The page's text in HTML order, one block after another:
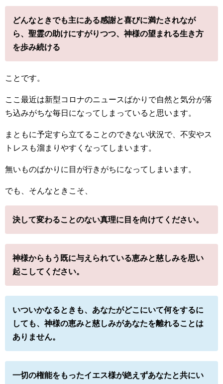
どんなときでも主にある感謝と喜びに満たされなが
ら、聖霊の助けにすがりつつ、神様の望まれる生き方
を歩み続ける
ことです。
ここ最近は新型コロナのニュースばかりで自然と気分が落
ち込みがちな毎日になってしまっていると思います。
まともに予定すら立てることのできない状況で、不安やス
トレスも溜まりやすくなってしまいます。
無いものばかりに目が行きがちになってしまいます。
でも、そんなときこそ、
決して変わることのない真理に目を向けてください。
神様からもう既に与えられている恵みと慈しみを思い
起こしてください。
いついかなるときも、あなたがどこにいて何をするに
しても、神様の恵みと慈しみがあなたを離れることは
ありません。
一切の権能をもったイエス様が絶えずあなたと共にい